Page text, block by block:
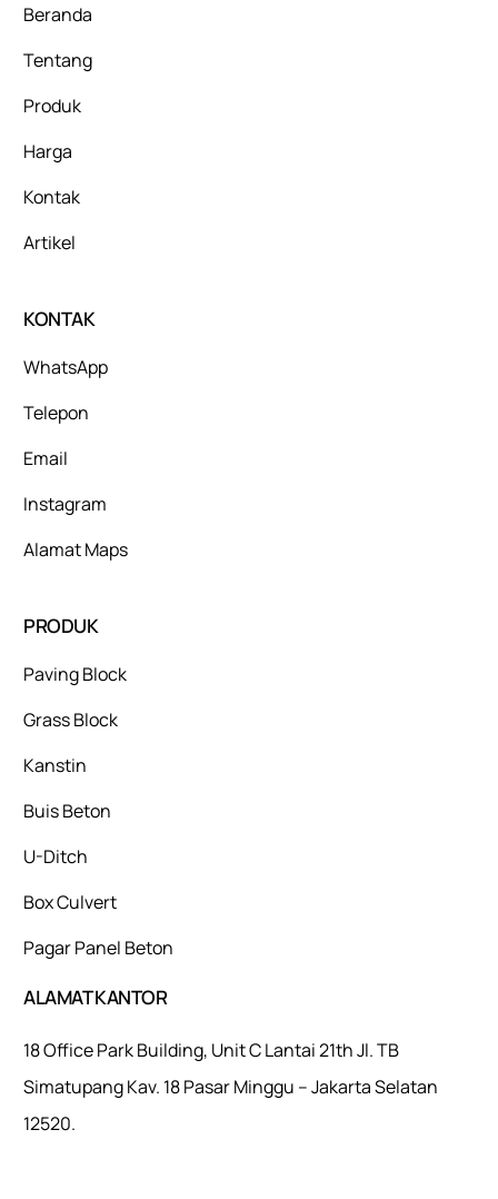
Beranda
Tentang
Produk
Harga
Kontak
Artikel
KONTAK
WhatsApp
Telepon
Email
Instagram
Alamat Maps
PRODUK
Paving Block
Grass Block
Kanstin
Buis Beton
U-Ditch
Box Culvert
Pagar Panel Beton
ALAMAT KANTOR
18 Office Park Building, Unit C Lantai 21th Jl. TB
Simatupang Kav. 18 Pasar Minggu – Jakarta Selatan
12520.